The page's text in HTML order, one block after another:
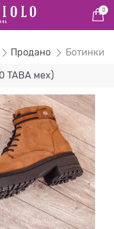
0
Продано Ботинки
TABA мех)